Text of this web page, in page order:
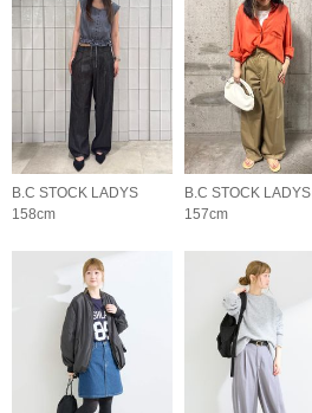
B.C STOCK LADYS
158cm
B.C STOCK LADYS
157cm